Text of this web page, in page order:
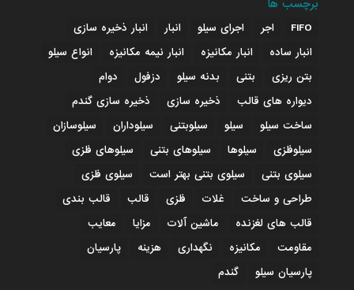
برچسب ها
FIFO اجر اجرای سیلو انبار
انبار ذخیره سازی
انبار ساده
انبار مکانیزه انبار نیمه مکانیزه
انواع سیلو
بتن ریزی
بتنی بدنه سیلو دزفول
دوام
دیواره های قالب
ذخیره سازی
ذخیره سازی گندم
ساخت سیلو
سیلو سیلوبتنی سیلوداران
سیلوسازان
سیلوفلزی
سیلوها سیلوهای بتنی
سیلوهای فلزی
سیلوی بتنی
سیلوی بتنی بهتر است
سیلوی فلزی
طراحی و ساخت
غلات فلزی قالب
قالب بندی
قالب های لغزنده
ماشین آلات مزایا
معایب
مقاومت
مکانیزه نگهداری هزینه
پارسیان
پارسیان سیلو
گندم